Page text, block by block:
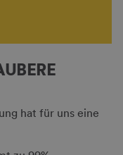
hat für uns eine